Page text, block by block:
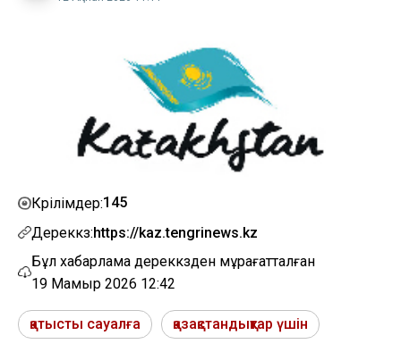
Көрілімдер:145
Дереккөз:https://kaz.tengrinews.kz
Бұл хабарлама дереккөзден мұрағатталған
19 Мамыр 2026 12:42
қатысты сауалға қазақстандықтар үшін